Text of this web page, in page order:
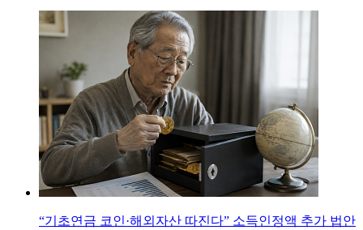
“기초연금 코인·해외자산 따진다” 소득인정액 추가 법안